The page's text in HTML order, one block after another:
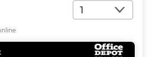
Cantidad